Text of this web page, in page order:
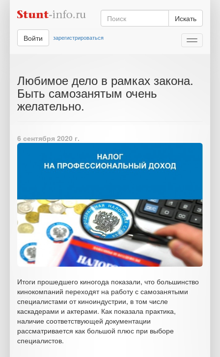
Искать
Toggle
Войти зарегистрироваться
Любимое дело в рамках закона.
Быть самозанятым очень
желательно.
6 сентября 2020 г.
Итоги прошедшего киногода показали, что большинство
кинокомпаний переходят на работу с самозанятыми
специалистами от киноиндустрии, в том числе
каскадерами и актерами. Как показала практика,
наличие соответствующей документации
рассматривается как большой плюс при выборе
специалистов.